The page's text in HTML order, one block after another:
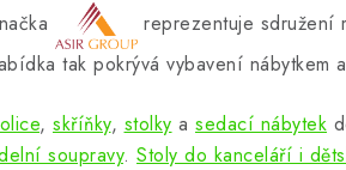
reprezentuje sdružení
tak pokrývá vybavení nábytkem
, skříňky, stolky a sedací nábytek
soupravy. Stoly do kanceláří i